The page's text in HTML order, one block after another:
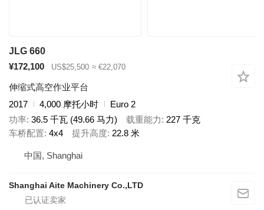
JLG 660
¥172,100
US$25,500 ≈ €22,070
伸缩式高空作业平台
2017
4,000 摩托小时
Euro 2
功率 36.5 千瓦 (49.66 马力) 载重能力
227 千克
车桥配置 4x4 提升高度 22.8 米
中国, Shanghai
Shanghai Aite Machinery Co.,LTD